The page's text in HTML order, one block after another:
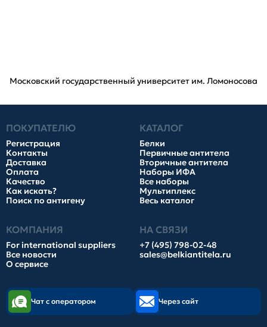
Московский государственный университет им. Ломоносова
ПОКУПАТЕЛЮ
Регистрация
Контакты
Доставка
Оплата
Качество
Как искать?
Поиск по антигену
КАТАЛОГ
Белки
Первичные антитела
Вторичные антитела
Наборы ИФА
Все наборы
Мультиплекс
Весь каталог
КОМПАНИЯ
For international suppliers
Все новости
О сервисе
НА СВЯЗИ
+7 (495) 798-02-48
sales@belkiantitela.ru
Чат с оператором Через сайт